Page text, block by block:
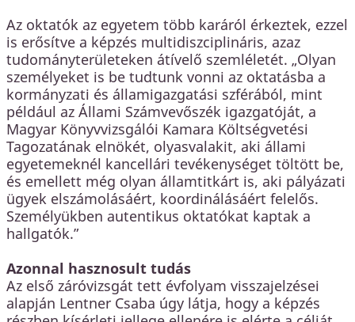
Az oktatók az egyetem több karáról érkeztek, ezzel
is erősítve a képzés multidiszciplináris, azaz
tudományterületeken átívelő szemléletét. „Olyan
személyeket is be tudtunk vonni az oktatásba a
kormányzati és államigazgatási szférából, mint
például az Állami Számvevőszék igazgatóját, a
Magyar Könyvvizsgálói Kamara Költségvetési
Tagozatának elnökét, olyasvalakit, aki állami
egyetemeknél kancellári tevékenységet töltött be,
és emellett még olyan államtitkárt is, aki pályázati
ügyek elszámolásáért, koordinálásáért felelős.
Személyükben autentikus oktatókat kaptak a
hallgatók.”
Azonnal hasznosult tudás
Az első záróvizsgát tett évfolyam visszajelzései
alapján Lentner Csaba úgy látja, hogy a képzés